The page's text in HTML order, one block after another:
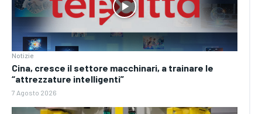
Notizie
Cina, cresce il settore macchinari, a trainare le
“attrezzature intelligenti”
7 Agosto 2026